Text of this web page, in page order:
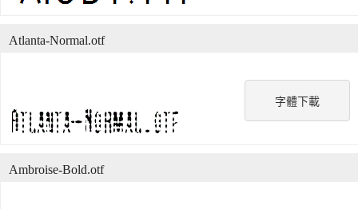
字體下載
Atlanta-Normal.otf
Ambroise-Bold.otf